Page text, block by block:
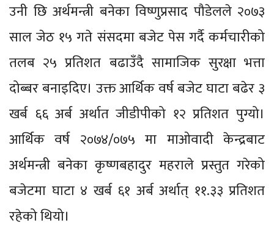
उनी छि अर्थमन्त्री बनेका विष्णुप्रसाद पौडेलले २०७३
साल जेठ १५ गते संसदमा बजेट पेस गर्दै कर्मचारीको
तलब २५ प्रतिशत बढाउँदै सामाजिक सुरक्षा भत्ता
दोब्बर बनाइदिए। उक्त आर्थिक वर्ष बजेट घाटा बढेर ३
खर्ब ६६ अर्ब अर्थात जीडीपीको १२ प्रतिशत पुग्यो।
आर्थिक वर्ष २०७४/०७५ मा माओवादी केन्द्रबाट
अर्थमन्त्री बनेका कृष्णबहादुर महराले प्रस्तुत गरेको
बजेटमा घाटा ४ खर्ब ६१ अर्ब अर्थात् ११.३३ प्रतिशत
रहेको थियो।